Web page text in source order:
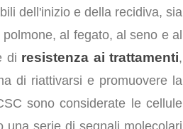
dell'inizio e della recidiva, sia
al fegato, al seno e al
di resistenza ai trattamenti,
di riattivarsi e promuovere la
sono considerate le cellule
una serie di segnali molecolari